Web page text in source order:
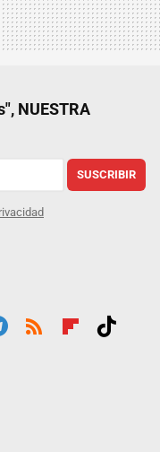
NUESTRA
SUSCRIBIR